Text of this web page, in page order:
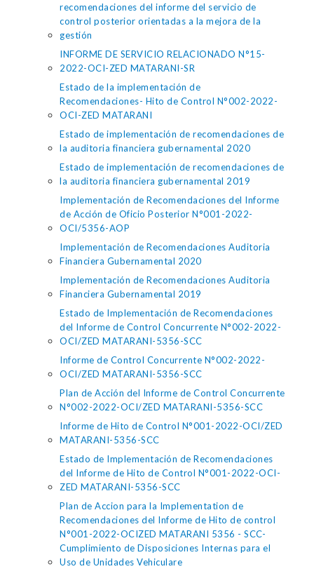
recomendaciones del informe del servicio de
control posterior orientadas a la mejora de la
gestión
INFORME DE SERVICIO RELACIONADO N°15-
2022-OCI-ZED MATARANI-SR
Estado de la implementación de
Recomendaciones- Hito de Control N°002-2022-
OCI-ZED MATARANI
Estado de implementación de recomendaciones de
la auditoria financiera gubernamental 2020
Estado de implementación de recomendaciones de
la auditoria financiera gubernamental 2019
Implementación de Recomendaciones del Informe
de Acción de Oficio Posterior N°001-2022-
OCI/5356-AOP
Implementación de Recomendaciones Auditoria
Financiera Gubernamental 2020
Implementación de Recomendaciones Auditoria
Financiera Gubernamental 2019
Estado de Implementación de Recomendaciones
del Informe de Control Concurrente N°002-2022-
OCI/ZED MATARANI-5356-SCC
Informe de Control Concurrente N°002-2022-
OCI/ZED MATARANI-5356-SCC
Plan de Acción del Informe de Control Concurrente
N°002-2022-OCI/ZED MATARANI-5356-SCC
Informe de Hito de Control N°001-2022-OCI/ZED
MATARANI-5356-SCC
Estado de Implementación de Recomendaciones
del Informe de Hito de Control N°001-2022-OCI-
ZED MATARANI-5356-SCC
Plan de Accion para la Implementation de
Recomendaciones del Informe de Hito de control
N°001-2022-OCIZED MATARANI 5356 - SCC-
Cumplimiento de Disposiciones Internas para el
Uso de Unidades Vehiculare